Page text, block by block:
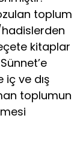
toplum
kitaplar
iç ve dış
toplumun